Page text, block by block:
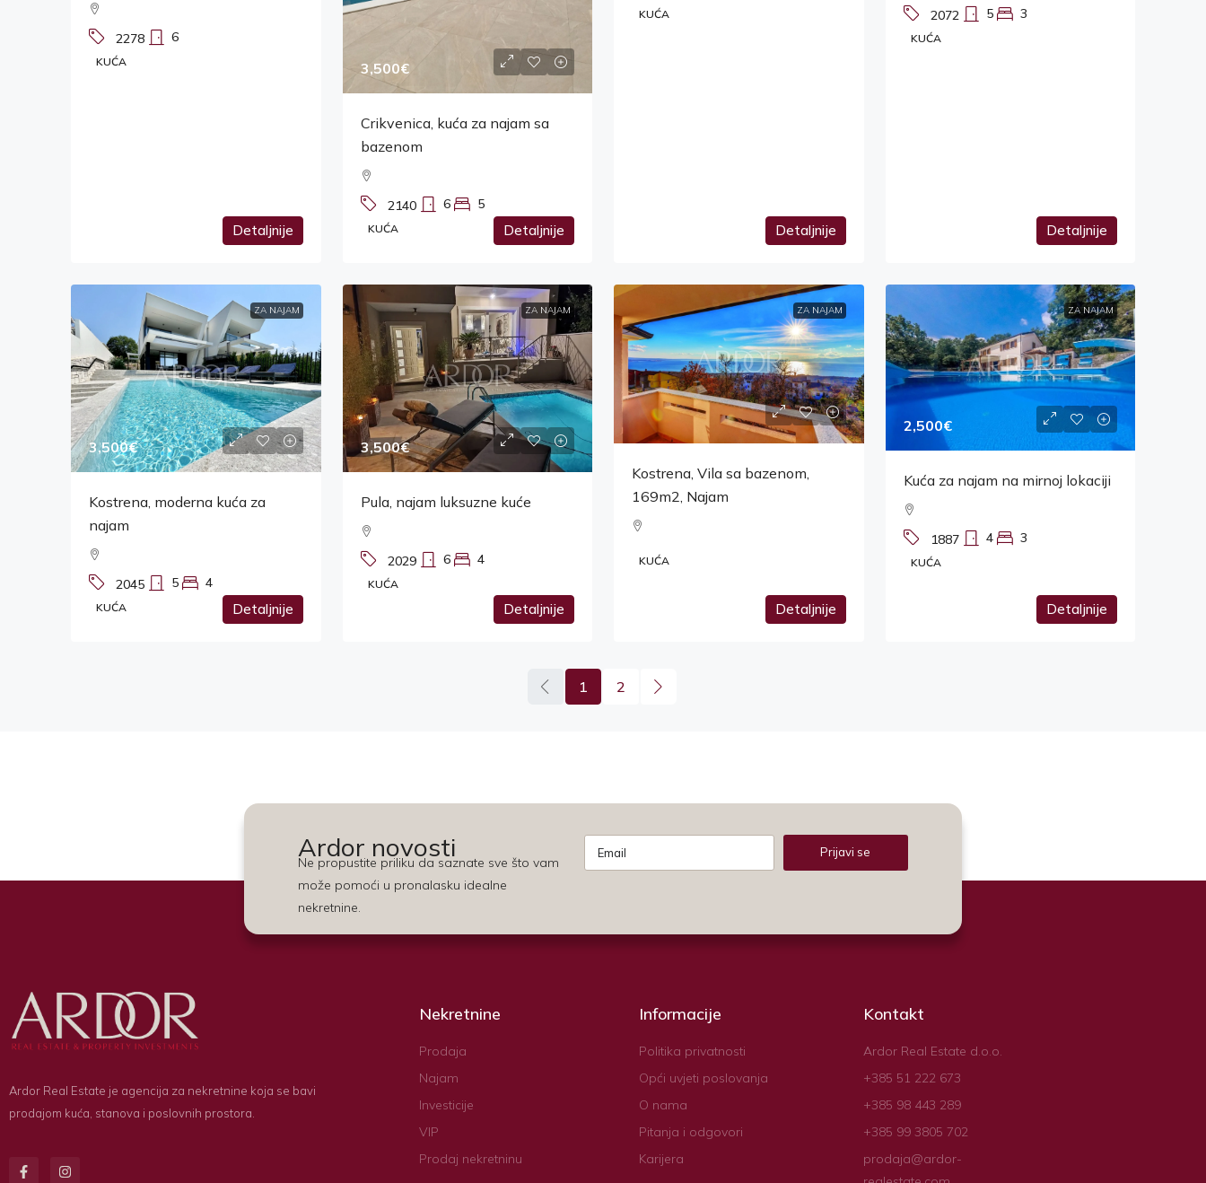
2278 6
KUĆA
Detaljnije
3,500€
Crikvenica, kuća za najam sa
bazenom
2140 6 5
KUĆA Detaljnije
KUĆA
Detaljnije
2072 5 3
KUĆA
Detaljnije
ZA NAJAM
3,500€
Kostrena, moderna kuća za
najam
2045 5 4
KUĆA Detaljnije
ZA NAJAM
3,500€
Pula, najam luksuzne kuće
2029 6 4
KUĆA
Detaljnije
ZA NAJAM
Kostrena, Vila sa bazenom,
169m2, Najam
KUĆA
Detaljnije
ZA NAJAM
2,500€
Kuća za najam na mirnoj lokaciji
1887 4 3
KUĆA
Detaljnije
1 2
Ardor novosti
Ne propustite priliku da saznate sve što vam
može pomoći u pronalasku idealne
nekretnine.
Prijavi se
Ardor Real Estate je agencija za nekretnine koja se bavi
prodajom kuća, stanova i poslovnih prostora.
Nekretnine
Prodaja
Najam
Investicije
VIP
Prodaj nekretninu
Informacije
Politika privatnosti
Opći uvjeti poslovanja
O nama
Pitanja i odgovori
Karijera
Kontakt
Ardor Real Estate d.o.o.
+385 51 222 673
+385 98 443 289
+385 99 3805 702
prodaja@ardor-